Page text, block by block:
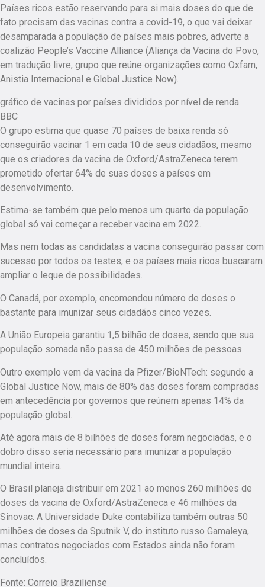
Países ricos estão reservando para si mais doses do que de
fato precisam das vacinas contra a covid-19, o que vai deixar
desamparada a população de países mais pobres, adverte a
coalizão People’s Vaccine Alliance (Aliança da Vacina do Povo,
em tradução livre, grupo que reúne organizações como Oxfam,
Anistia Internacional e Global Justice Now).
gráfico de vacinas por países divididos por nível de renda
BBC
O grupo estima que quase 70 países de baixa renda só
conseguirão vacinar 1 em cada 10 de seus cidadãos, mesmo
que os criadores da vacina de Oxford/AstraZeneca terem
prometido ofertar 64% de suas doses a países em
desenvolvimento.
Estima-se também que pelo menos um quarto da população
global só vai começar a receber vacina em 2022.
Mas nem todas as candidatas a vacina conseguirão passar com
sucesso por todos os testes, e os países mais ricos buscaram
ampliar o leque de possibilidades.
O Canadá, por exemplo, encomendou número de doses o
bastante para imunizar seus cidadãos cinco vezes.
A União Europeia garantiu 1,5 bilhão de doses, sendo que sua
população somada não passa de 450 milhões de pessoas.
Outro exemplo vem da vacina da Pfizer/BioNTech: segundo a
Global Justice Now, mais de 80% das doses foram compradas
em antecedência por governos que reúnem apenas 14% da
população global.
Até agora mais de 8 bilhões de doses foram negociadas, e o
dobro disso seria necessário para imunizar a população
mundial inteira.
O Brasil planeja distribuir em 2021 ao menos 260 milhões de
doses da vacina de Oxford/AstraZeneca e 46 milhões da
Sinovac. A Universidade Duke contabiliza também outras 50
milhões de doses da Sputnik V, do instituto russo Gamaleya,
mas contratos negociados com Estados ainda não foram
concluídos.
Fonte: Correio Braziliense